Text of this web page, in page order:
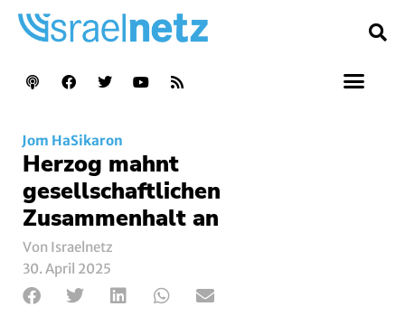
Jom HaSikaron
Herzog mahnt
gesellschaftlichen
Zusammenhalt an
Von Israelnetz
30. April 2025